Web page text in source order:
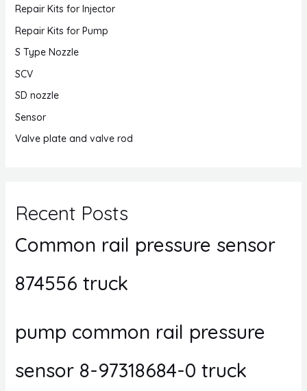
Repair Kits for Injector
Repair Kits for Pump
S Type Nozzle
SCV
SD nozzle
Sensor
Valve plate and valve rod
Recent Posts
Common rail pressure sensor
874556 truck
pump common rail pressure
sensor 8-97318684-0 truck